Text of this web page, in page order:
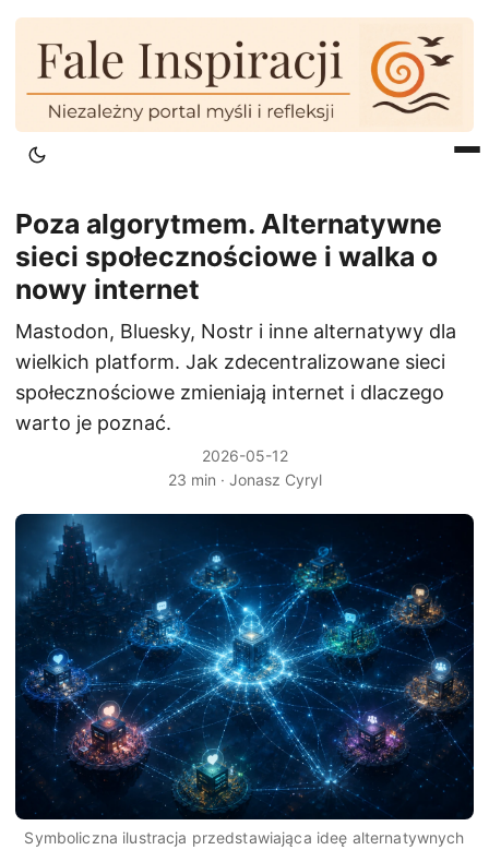
Poza algorytmem. Alternatywne
sieci społecznościowe i walka o
nowy internet
Mastodon, Bluesky, Nostr i inne alternatywy dla
wielkich platform. Jak zdecentralizowane sieci
społecznościowe zmieniają internet i dlaczego
warto je poznać.
2026-05-12
23 min · Jonasz Cyryl
Symboliczna ilustracja przedstawiająca ideę alternatywnych